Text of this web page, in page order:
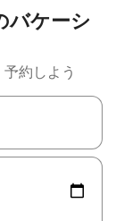
バケーシ
約しよう
使って移動するか